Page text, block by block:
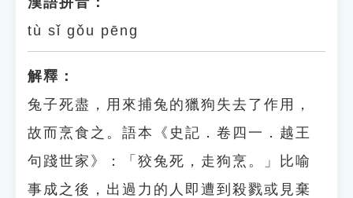
tù sǐ gǒu pēng
解釋：
兔子死盡，用來捕兔的獵狗失去了作用，
故而烹食之。語本《史記．卷四一．越王
句踐世家》：「狡兔死，走狗烹。」比喻
事成之後，出過力的人即遭到殺戮或見棄